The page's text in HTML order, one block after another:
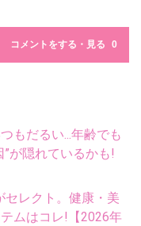
コメントをする・見る
もだるい...年齢でも
が隠れているかも!
レクト。健康・美
ムはコレ!【2026年